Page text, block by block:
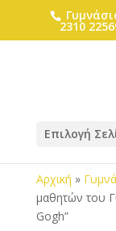
2310
Επιλογή
Αρχική »
μαθητών του
Gogh”